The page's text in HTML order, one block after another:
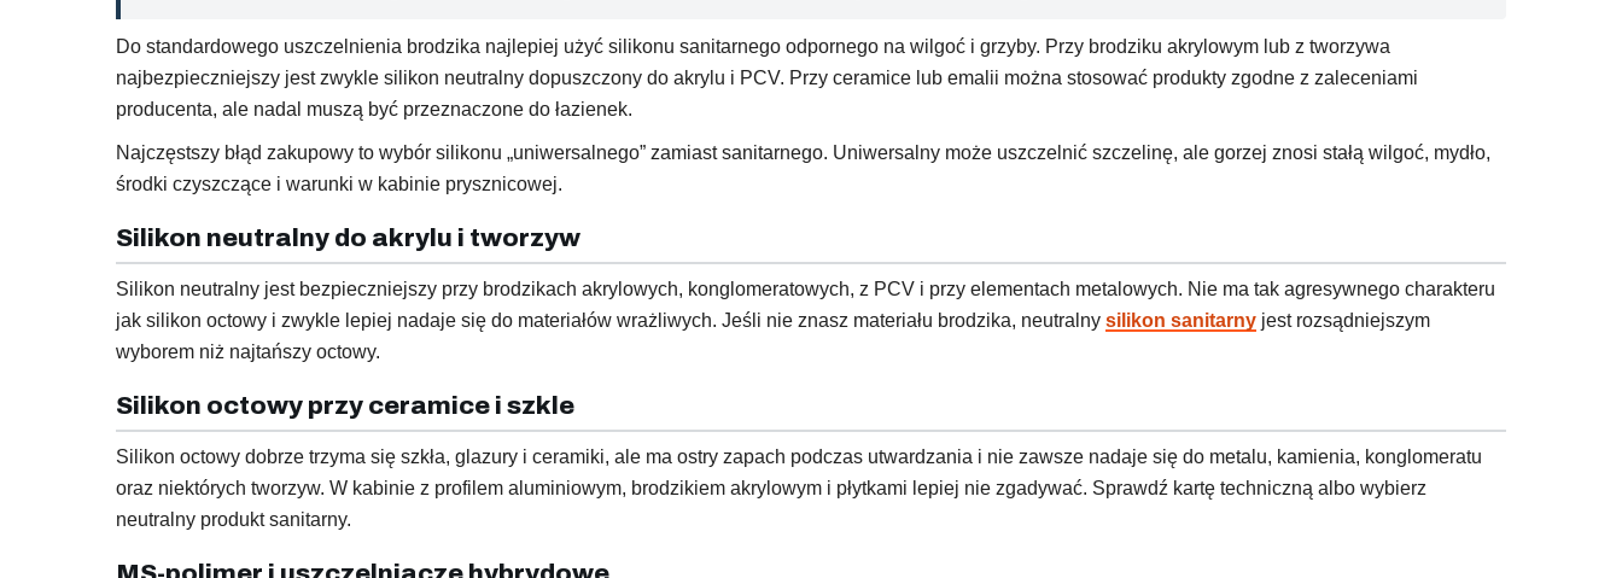
Do standardowego uszczelnienia brodzika najlepiej użyć silikonu sanitarnego odpornego na wilgoć i grzyby. Przy brodziku akrylowym lub z tworzywa
najbezpieczniejszy jest zwykle silikon neutralny dopuszczony do akrylu i PCV. Przy ceramice lub emalii można stosować produkty zgodne z zaleceniami
producenta, ale nadal muszą być przeznaczone do łazienek.
Najczęstszy błąd zakupowy to wybór silikonu „uniwersalnego” zamiast sanitarnego. Uniwersalny może uszczelnić szczelinę, ale gorzej znosi stałą wilgoć, mydło,
środki czyszczące i warunki w kabinie prysznicowej.
Silikon neutralny do akrylu i tworzyw
Silikon neutralny jest bezpieczniejszy przy brodzikach akrylowych, konglomeratowych, z PCV i przy elementach metalowych. Nie ma tak agresywnego charakteru
jak silikon octowy i zwykle lepiej nadaje się do materiałów wrażliwych. Jeśli nie znasz materiału brodzika, neutralny silikon sanitarny jest rozsądniejszym
wyborem niż najtańszy octowy.
Silikon octowy przy ceramice i szkle
Silikon octowy dobrze trzyma się szkła, glazury i ceramiki, ale ma ostry zapach podczas utwardzania i nie zawsze nadaje się do metalu, kamienia, konglomeratu
oraz niektórych tworzyw. W kabinie z profilem aluminiowym, brodzikiem akrylowym i płytkami lepiej nie zgadywać. Sprawdź kartę techniczną albo wybierz
neutralny produkt sanitarny.
MS-polimer i uszczelniacze hybrydowe